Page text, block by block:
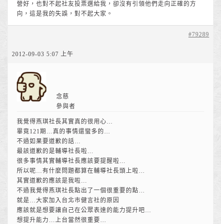
營好，也對不起社友投票選給我，卻沒有引領他們走向正確的方
向，這是我的失誤，對不起大家。
2012-09-03 5:07 上午
#79289
念慈
參與者
我覺得燕琪社長其實真的很用心…
畢竟121期…真的事情還蠻多的…
不過如果要道歉的話…
最該道歉的是輔導社長啦…
很多事情其實輔導社長應該要提醒啦…
所以呢…有什麼問題都算在輔導社長頭上啦…
其實道歉的應該是我啦…
不過我覺得燕琪社長點出了一個很重要的點…
就是…大家加入台北市健言社的原因
應該就是想要讓自己在公眾表達的能力提升吧…
想提升能力…上台當然很重要…